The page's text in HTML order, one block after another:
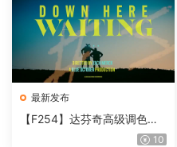
最新发布
【F254】达芬奇高级调色插
件 Contour V2.2.2 WinMac10